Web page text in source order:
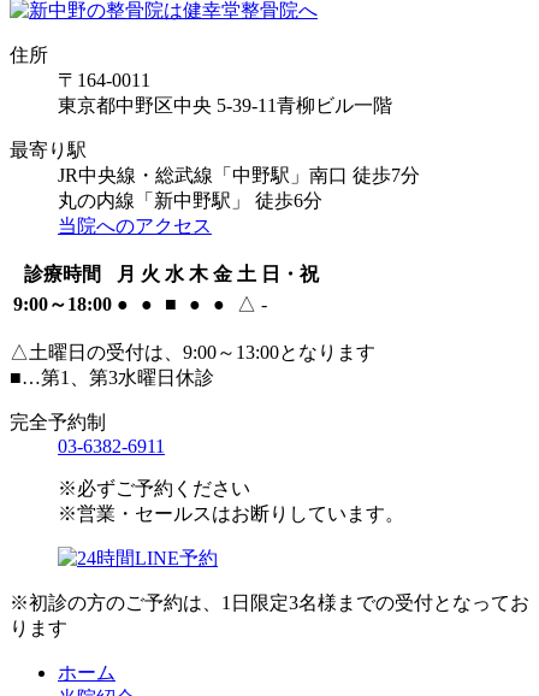
住所
〒164-0011
東京都中野区中央 5-39-11青柳ビル一階
最寄り駅
JR中央線・総武線「中野駅」南口 徒歩7分
丸の内線「新中野駅」 徒歩6分
当院へのアクセス
診療時間 月 火 水 木 金 土 日・祝
9:00～18:00 ● ● ■ ● ● △ -
△土曜日の受付は、9:00～13:00となります
■…第1、第3水曜日休診
完全予約制
03-6382-6911
※必ずご予約ください
※営業・セールスはお断りしています。
※初診の方のご予約は、1日限定3名様までの受付となってお
ります
ホーム